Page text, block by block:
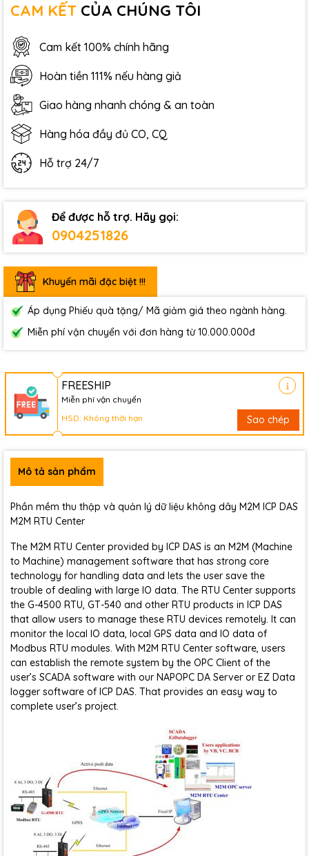
CAM KẾT CỦA CHÚNG TÔI
Cam kết 100% chính hãng
Hoàn tiền 111% nếu hàng giả
Giao hàng nhanh chóng & an toàn
Hàng hóa đầy đủ CO, CQ
Hỗ trợ 24/7
Để được hỗ trợ. Hãy gọi:
0904251826
Khuyến mãi đặc biệt !!!
Áp dụng Phiếu quà tặng/ Mã giảm giá theo ngành hàng.
Miễn phí vận chuyển với đơn hàng từ 10.000.000đ
FREESHIP
Miễn phí vận chuyển
HSD: Không thời hạn
Sao chép
Mô tả sản phẩm
Phần mềm thu thập và quản lý dữ liệu không dây M2M ICP DAS
M2M RTU Center
The M2M RTU Center provided by ICP DAS is an M2M (Machine
to Machine) management software that has strong core
technology for handling data and lets the user save the
trouble of dealing with large IO data. The RTU Center supports
the G-4500 RTU, GT-540 and other RTU products in ICP DAS
that allow users to manage these RTU devices remotely. It can
monitor the local IO data, local GPS data and IO data of
Modbus RTU modules. With M2M RTU Center software, users
can establish the remote system by the OPC Client of the
user’s SCADA software with our NAPOPC DA Server or EZ Data
logger software of ICP DAS. That provides an easy way to
complete user’s project.